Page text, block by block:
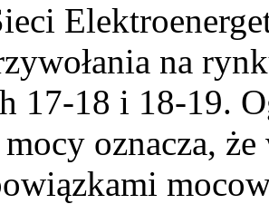
na
17-18 i 18-19.
oznacza,